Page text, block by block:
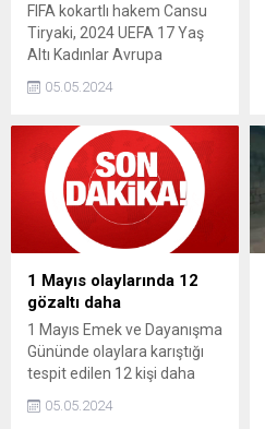
FIFA kokartlı hakem Cansu
Tiryaki, 2024 UEFA 17 Yaş
Altı Kadınlar Avrupa
05.05.2024
1 Mayıs olaylarında 12
gözaltı daha
1 Mayıs Emek ve Dayanışma
Gününde olaylara karıştığı
tespit edilen 12 kişi daha
05.05.2024